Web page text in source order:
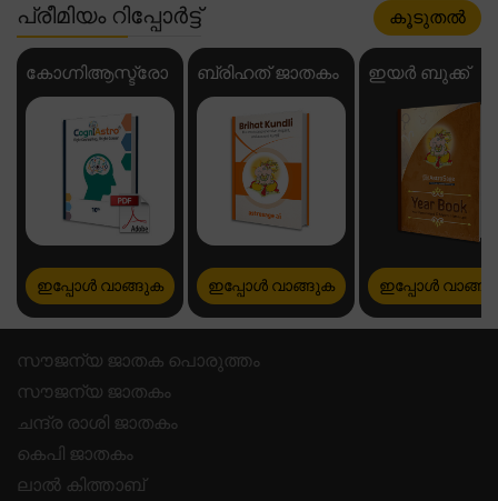
പ്രീമിയം റിപ്പോർട്ട് കൂടുതൽ
കോഗ്നിആസ്ട്രോ
ഇപ്പോൾ വാങ്ങുക
ബ്രിഹത് ജാതകം
ഇപ്പോൾ വാങ്ങുക
ഇയർ ബുക്ക്
ഇപ്പോൾ
സൗജന്യ ജാതക പൊരുത്തം
സൗജന്യ ജാതകം
ചന്ദ്ര രാശി ജാതകം
കെപി ജാതകം
ലാൽ കിത്താബ്